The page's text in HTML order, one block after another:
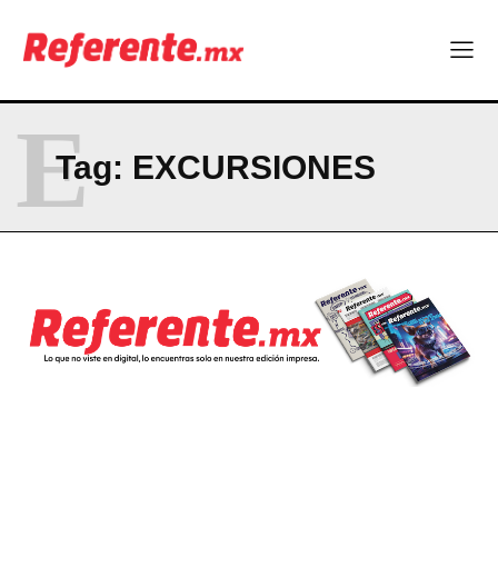
Linux nació como un hobby y hoy mueve la tecnología global
Los 40 ya no son la mitad de la vida: son el nuevo punto de
partida
ABOUT
CONTACT
Tag: EXCURSIONES
E